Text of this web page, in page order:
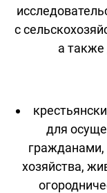
с
а также
для
хозяйства,